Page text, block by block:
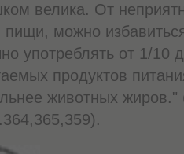
велика. От
пищи, можно
употреблять от 1/10
продуктов
животных